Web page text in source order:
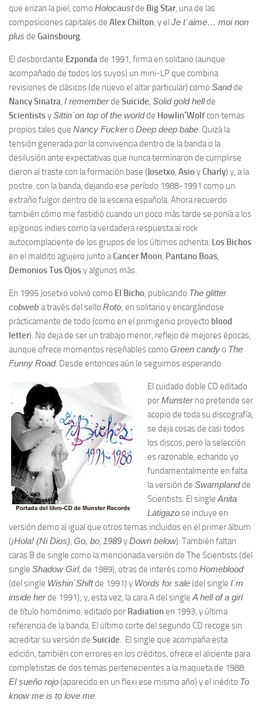
que erizan la piel, como Holocaustde Big Star, una de las
composiciones capitales de Alex Chilton, y el Je t´aime… moi non
plus de Gainsbourg.
El desbordante Ezpondade 1991, firma en solitario (aunque
acompañado de todos los suyos) un mini-LP que combina
revisiones de clásicos (de nuevo el altar particular) como Sandde
Nancy Sinatra, I rememberde Suicide, Solid gold hellde
ScientistsySittin´on top of the worldde Howlin´Wolfcon temas
propios tales que Nancy Fuckero Deep deep babe. Quizá la
tensión generada por la convivencia dentro de la banda o la
desilusión ante expectativas que nunca terminaron de cumplirse
dieron al traste con la formación base (Josetxo, AsioyCharly) y, a la
postre, con la banda, dejando ese período 1988-1991 como un
extraño fulgor dentro de la escena española. Ahora recuerdo
también cómo me fastidió cuando un poco más tarde se ponía a los
epígonos indies como la verdadera respuesta al rock
autocomplaciente de los grupos de los últimos ochenta. Los Bichos
en el maldito agujero junto aCancer Moon, Pantano Boas,
Demonios Tus Ojosy algunos más.
En 1995 Josetxo volvió como El Bicho, publicando The glitter
cobweb a través del sello Roto; en solitario y encargándose
prácticamente de todo (como en el primigenio proyecto blood
letter). No deja de ser un trabajo menor, reflejo de mejores épocas,
aunque ofrece momentos reseñables como Green candyo The
Funny Road. Desde entonces aún le seguimos esperando.
El cuidado doble CD editado
porMunsterno pretende ser
acopio de toda su discografía,
se deja cosas de casi todos
los discos, pero la selección
es razonable, echando yo
fundamentalmente en falta
la versión de Swamplandde
Scientists. El singleAnita
Latigazose incluye en
versión demo al igual que otros temas incluidos en el primer álbum
(¡Hola! (Ni Dios), Go, bo, 1989yDown below). También faltan
caras B de single como la mencionada versión de The Scientists (del
single Shadow Girl, de 1989), otras de interés como Homeblood
(del single Wishin´Shiftde 1991) y Words for sale(del single I´m
inside herde 1991); y, esta vez, la cara A del singleA hell of a girl
de título homónimo, editado por Radiationen 1993, y última
referencia de la banda. El último corte del segundo CD recoge sin
acreditar su versión de Suicide. El single que acompaña esta
edición, también con errores en los créditos, ofrece el aliciente para
completistas de dos temas pertenecientes a la maqueta de 1988:
El sueño rojo(aparecido en un flexi ese mismo año) y el inédito To
know me is to love me.